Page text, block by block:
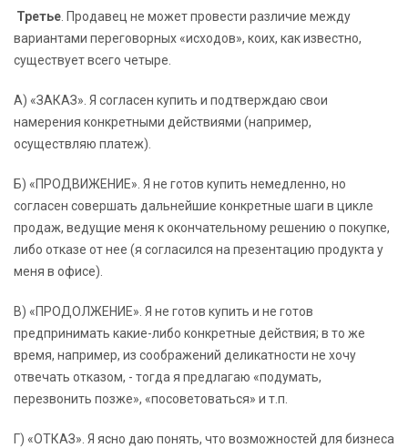
Третье. Продавец не может провести различие между
вариантами переговорных «исходов», коих, как известно,
существует всего четыре.
А) «ЗАКАЗ». Я согласен купить и подтверждаю свои
намерения конкретными действиями (например,
осуществляю платеж).
Б) «ПРОДВИЖЕНИЕ». Я не готов купить немедленно, но
согласен совершать дальнейшие конкретные шаги в цикле
продаж, ведущие меня к окончательному решению о покупке,
либо отказе от нее (я согласился на презентацию продукта у
меня в офисе).
В) «ПРОДОЛЖЕНИЕ». Я не готов купить и не готов
предпринимать какие-либо конкретные действия; в то же
время, например, из соображений деликатности не хочу
отвечать отказом, - тогда я предлагаю «подумать,
перезвонить позже», «посоветоваться» и т.п.
Г) «ОТКАЗ». Я ясно даю понять, что возможностей для бизнеса